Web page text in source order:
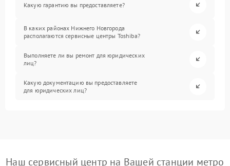
Какую гарантию вы предоставляете?
В каких районах Нижнего Новгорода
располагаются сервисные центры Toshiba?
Выполняете ли вы ремонт для юридических
лиц?
Какую документацию вы предоставляете
для юридических лиц?
Наш сервисный центр на Вашей станции метро